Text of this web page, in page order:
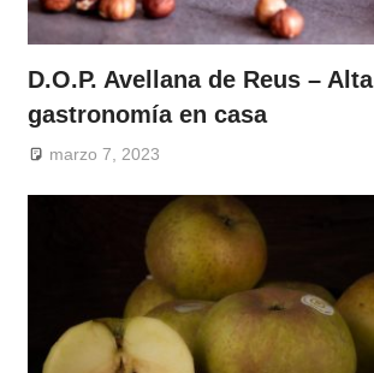
D.O.P. Avellana de Reus – Alta
gastronomía en casa
marzo 7, 2023